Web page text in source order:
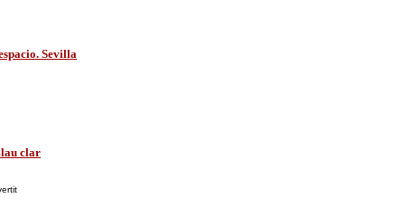
Sevilla
clar